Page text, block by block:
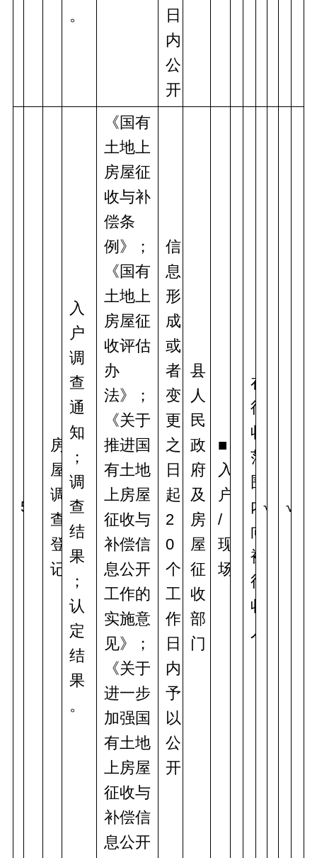
。
日
内
公
开
5
房
屋
调
查
登
记
入
户
调
查
通
知
；
调
查
结
果
；
认
定
结
果
。
《国有
土地上
房屋征
收与补
偿条
例》；
《国有
土地上
房屋征
收评估
办
法》；
《关于
推进国
有土地
上房屋
征收与
补偿信
息公开
工作的
实施意
见》；
《关于
进一步
加强国
有土地
上房屋
征收与
补偿信
息公开
信
息
形
成
或
者
变
更
之
日
起
2
0
个
工
作
日
内
予
以
公
开
县
人
民
政
府
及
房
屋
征
收
部
门
■
入
户
/
现
场
在
征
收
范
围
内
向
被
征
收
人
√ √